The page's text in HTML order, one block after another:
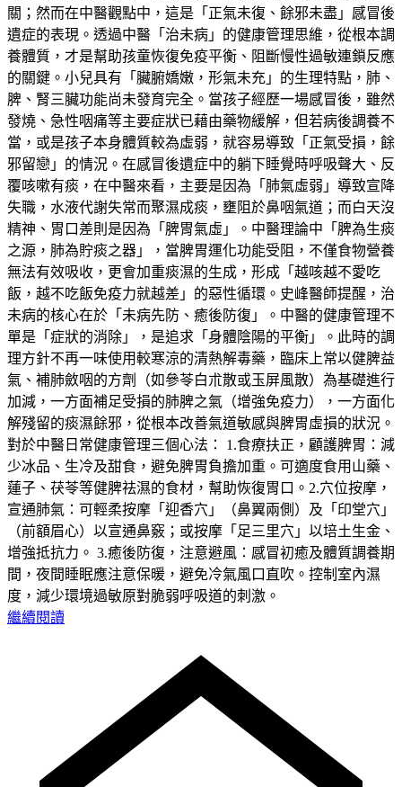
關；然而在中醫觀點中，這是「正氣未復、餘邪未盡」感冒後
遺症的表現。透過中醫「治未病」的健康管理思維，從根本調
養體質，才是幫助孩童恢復免疫平衡、阻斷慢性過敏連鎖反應
的關鍵。小兒具有「臟腑嬌嫩，形氣未充」的生理特點，肺、
脾、腎三臟功能尚未發育完全。當孩子經歷一場感冒後，雖然
發燒、急性咽痛等主要症狀已藉由藥物緩解，但若病後調養不
當，或是孩子本身體質較為虛弱，就容易導致「正氣受損，餘
邪留戀」的情況。在感冒後遺症中的躺下睡覺時呼吸聲大、反
覆咳嗽有痰，在中醫來看，主要是因為「肺氣虛弱」導致宣降
失職，水液代謝失常而聚濕成痰，壅阻於鼻咽氣道；而白天沒
精神、胃口差則是因為「脾胃氣虛」。中醫理論中「脾為生痰
之源，肺為貯痰之器」，當脾胃運化功能受阻，不僅食物營養
無法有效吸收，更會加重痰濕的生成，形成「越咳越不愛吃
飯，越不吃飯免疫力就越差」的惡性循環。史峰醫師提醒，治
未病的核心在於「未病先防、癒後防復」。中醫的健康管理不
單是「症狀的消除」，是追求「身體陰陽的平衡」。此時的調
理方針不再一味使用較寒涼的清熱解毒藥，臨床上常以健脾益
氣、補肺斂咽的方劑（如參苓白朮散或玉屏風散）為基礎進行
加減，一方面補足受損的肺脾之氣（增強免疫力），一方面化
解殘留的痰濕餘邪，從根本改善氣道敏感與脾胃虛損的狀況。
對於中醫日常健康管理三個心法： 1.食療扶正，顧護脾胃：減
少冰品、生冷及甜食，避免脾胃負擔加重。可適度食用山藥、
蓮子、茯苓等健脾祛濕的食材，幫助恢復胃口。2.穴位按摩，
宣通肺氣：可輕柔按摩「迎香穴」（鼻翼兩側）及「印堂穴」
（前額眉心）以宣通鼻竅；或按摩「足三里穴」以培土生金、
增強抵抗力。 3.癒後防復，注意避風：感冒初癒及體質調養期
間，夜間睡眠應注意保暖，避免冷氣風口直吹。控制室內濕
度，減少環境過敏原對脆弱呼吸道的刺激。
繼續閱讀